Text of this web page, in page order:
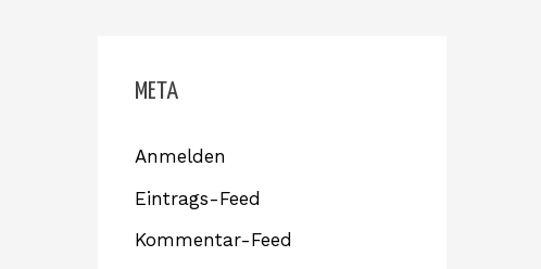
META
Anmelden
Eintrags-Feed
Kommentar-Feed